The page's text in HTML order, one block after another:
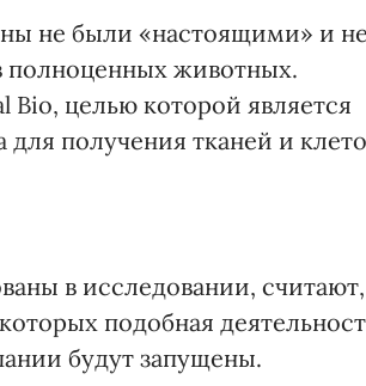
не были «настоящими» и не
полноценных животных.
целью которой является
получения тканей и
в исследовании, считают,
подобная
будут запущены.